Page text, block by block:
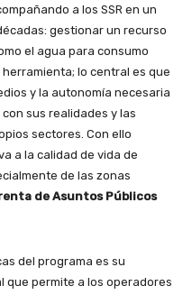
a los SSR en un
gestionar un recurso
el agua para consumo
lo central es que
y la autonomía necesaria
sus realidades y las
sectores. Con ello
a la calidad de vida de
de las zonas
de Asuntos Públicos
del programa es su
que permite a los operadores